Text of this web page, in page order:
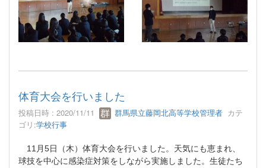
体育大会を行いました
投稿日時 : 2020/11/11 群馬県立藤岡北高等学校管理者 カテ
ゴリ:学校行事
11月5日（木）体育大会を行いました。天気にも恵まれ、
球技を中心に感染症対策をしながら実施しました。生徒たち